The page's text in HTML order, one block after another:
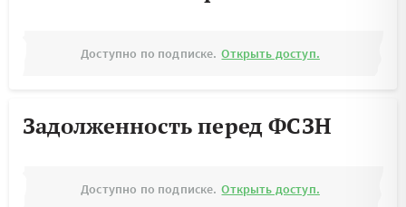
Доступно по подписке. Открыть доступ.
Задолженность перед ФСЗН
Доступно по подписке. Открыть доступ.